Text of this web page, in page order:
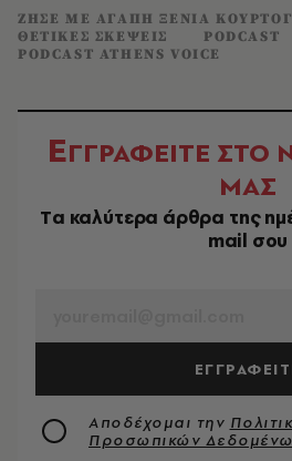
ΖΗΣΕ ΜΕ ΑΓΑΠΗ ΞΕΝΙΑ
ΘΕΤΙΚΕΣ ΣΚΕΨΕΙΣ
PODCAST
PODCAST ATHENS VOICE
ΕΓΓΡΑΦΕΙΤΕ ΣΤΟ
ΜΑΣ
Tα καλύτερα άρθρα της
mail σου
Αποδέχομαι την
Προσωπικών